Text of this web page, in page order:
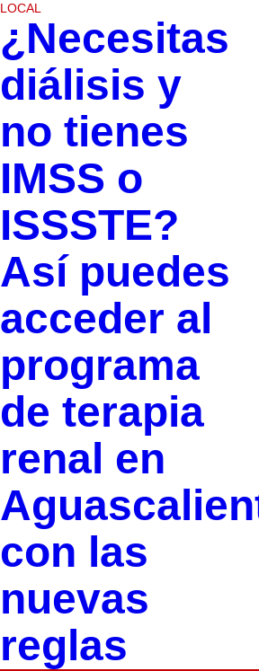
LOCAL
¿Necesitas
diálisis y
no tienes
IMSS o
ISSSTE?
Así puedes
acceder al
programa
de terapia
renal en
con las
nuevas
reglas